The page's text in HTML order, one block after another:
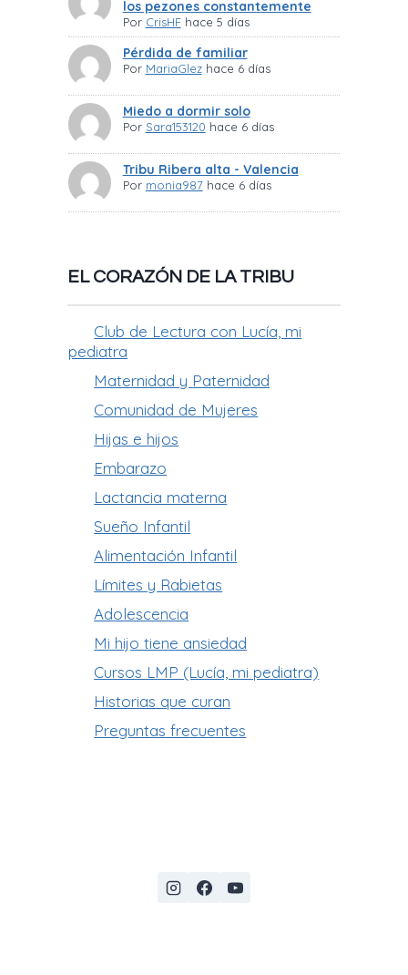
los pezones constantemente
Por CrisHF hace 5 días
Pérdida de familiar
Por MariaGlez hace 6 días
Miedo a dormir solo
Por Sara153120 hace 6 días
Tribu Ribera alta - Valencia
Por monia987 hace 6 días
EL CORAZÓN DE LA TRIBU
Club de Lectura con Lucía, mi
pediatra
Maternidad y Paternidad
Comunidad de Mujeres
Hijas e hijos
Embarazo
Lactancia materna
Sueño Infantil
Alimentación Infantil
Límites y Rabietas
Adolescencia
Mi hijo tiene ansiedad
Cursos LMP (Lucía, mi pediatra)
Historias que curan
Preguntas frecuentes